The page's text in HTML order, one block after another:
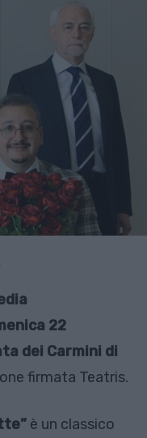
22
dei Carmini di
firmata Teatris.
è un classico